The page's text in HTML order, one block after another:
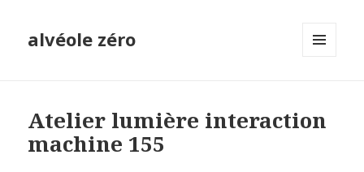
alvéole zéro
Atelier lumière interaction
machine 155